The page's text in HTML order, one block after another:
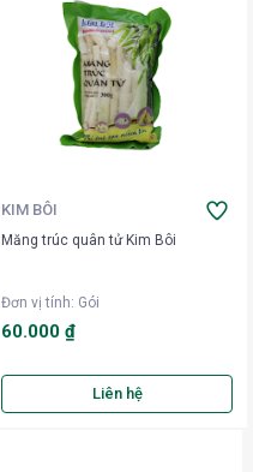
KIM BÔI
Măng trúc quân tử Kim Bôi
Đơn vị tính: Gói
60.000 ₫
Liên hệ